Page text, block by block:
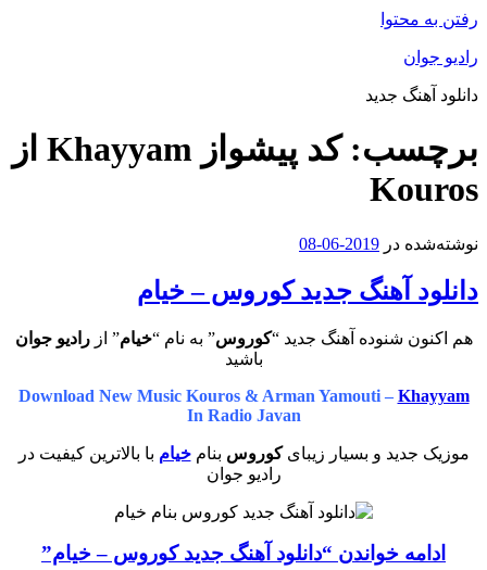
رفتن به محتوا
رادیو جوان
دانلود آهنگ جدید
برچسب:
کد پیشواز Khayyam از
Kouros
نوشته‌شده در 2019-06-08
دانلود آهنگ جدید کوروس – خیام
هم اکنون شنوده آهنگ جدید “کوروس” به نام “خیام” ازرادیو جوان
باشید
Download New Music Kouros & Arman Yamouti – Khayyam
In Radio Javan
موزیک جدید و بسیار زیبایکوروس بنامخیام با بالاترین کیفیت در
رادیو جوان
ادامه خواندن “دانلود آهنگ جدید کوروس – خیام”